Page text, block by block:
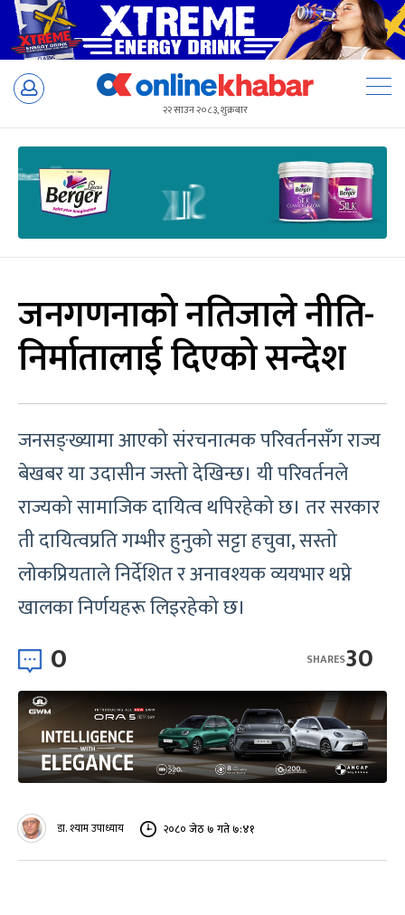
Skip
२२ साउन २०८३, शुक्रबार
जनगणनाको नतिजाले नीति-
निर्मातालाई दिएको सन्देश
जनसङ्ख्यामा आएको संरचनात्मक परिवर्तनसँग राज्य
बेखबर या उदासीन जस्तो देखिन्छ। यी परिवर्तनले
राज्यको सामाजिक दायित्व थपिरहेको छ। तर सरकार
ती दायित्वप्रति गम्भीर हुनुको सट्टा हचुवा, सस्तो
लोकप्रियताले निर्देशित र अनावश्यक व्ययभार थप्ने
खालका निर्णयहरू लिइरहेको छ।
0 30
SHARES
डा. श्याम उपाध्याय २०८० जेठ ७ गते ७:४१